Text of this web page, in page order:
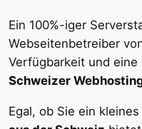
Ein 100%-iger
Webseitenbetreiber
Verfügbarkeit und
Schweizer
Egal, ob Sie ein